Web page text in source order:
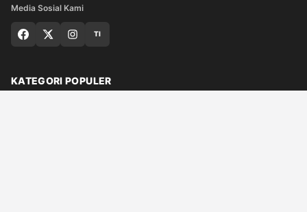
Media Sosial Kami
TI
KATEGORI POPULER